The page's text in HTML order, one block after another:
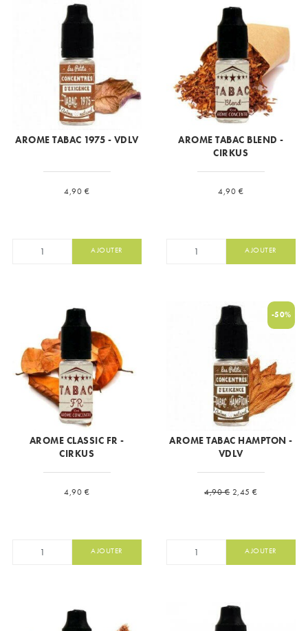
AROME TABAC 1975 - VDLV
Prix
4,90 €
AJOUTER
AROME TABAC BLEND -
CIRKUS
Prix
4,90 €
AJOUTER
AROME CLASSIC FR -
CIRKUS
Prix
4,90 €
AJOUTER
-50%
AROME TABAC HAMPTON -
VDLV
Prix de base
4,90 € Prix
2,45 €
AJOUTER